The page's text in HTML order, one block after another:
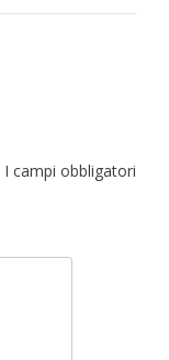
I campi obbligatori